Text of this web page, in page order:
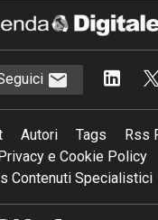
Autori Tags
Rss
e Cookie Policy
Contenuti Specialistici